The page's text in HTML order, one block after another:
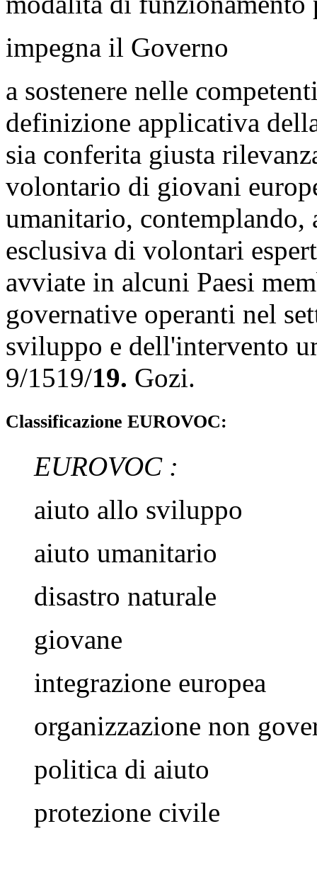
impegna il Governo
a sostenere nelle
definizione applicativa
sia conferita giusta
volontario di giovani
umanitario, contemplando,
esclusiva di volontari
avviate in alcuni Paesi
governative operanti nel
sviluppo e dell'intervento
9/1519/19. Gozi.
Classificazione EUROVOC:
EUROVOC :
aiuto allo sviluppo
aiuto umanitario
disastro naturale
giovane
integrazione europea
organizzazione non
politica di aiuto
protezione civile